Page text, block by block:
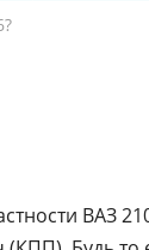
ВАЗ